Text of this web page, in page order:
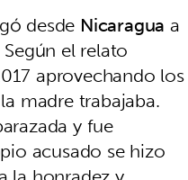
desde Nicaragua a
el relato
aprovechando los
madre trabajaba.
y fue
acusado se hizo